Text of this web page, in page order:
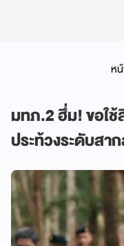
ห
มทภ.2 ฮึ่ม! ขอใช้
ประท้วงระดับสา